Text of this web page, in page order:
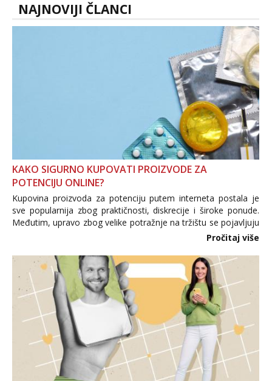
NAJNOVIJI ČLANCI
KAKO SIGURNO KUPOVATI PROIZVODE ZA
POTENCIJU ONLINE?
Kupovina proizvoda za potenciju putem interneta postala je
sve popularnija zbog praktičnosti, diskrecije i široke ponude.
Međutim, upravo zbog velike potražnje na tržištu se pojavljuju
i brojni krivotvoreni proizvodi, nepouzdane internetske
Pročitaj više